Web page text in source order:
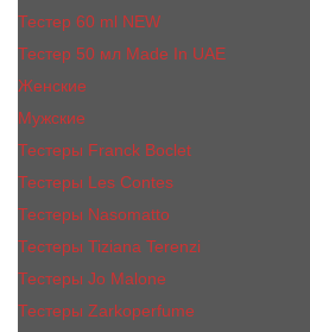
Тестер 60 ml NEW
Тестер 50 мл Made In UAE
Женские
Мужские
Тестеры Franck Boclet
Тестеры Les Contes
Тестеры Nasomatto
Тестеры Tiziana Terenzi
Тестеры Jо Malоnе
Тестеры Zarkoperfume